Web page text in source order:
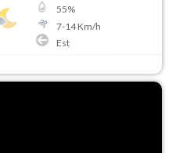
55%
7-14Km/h
Est